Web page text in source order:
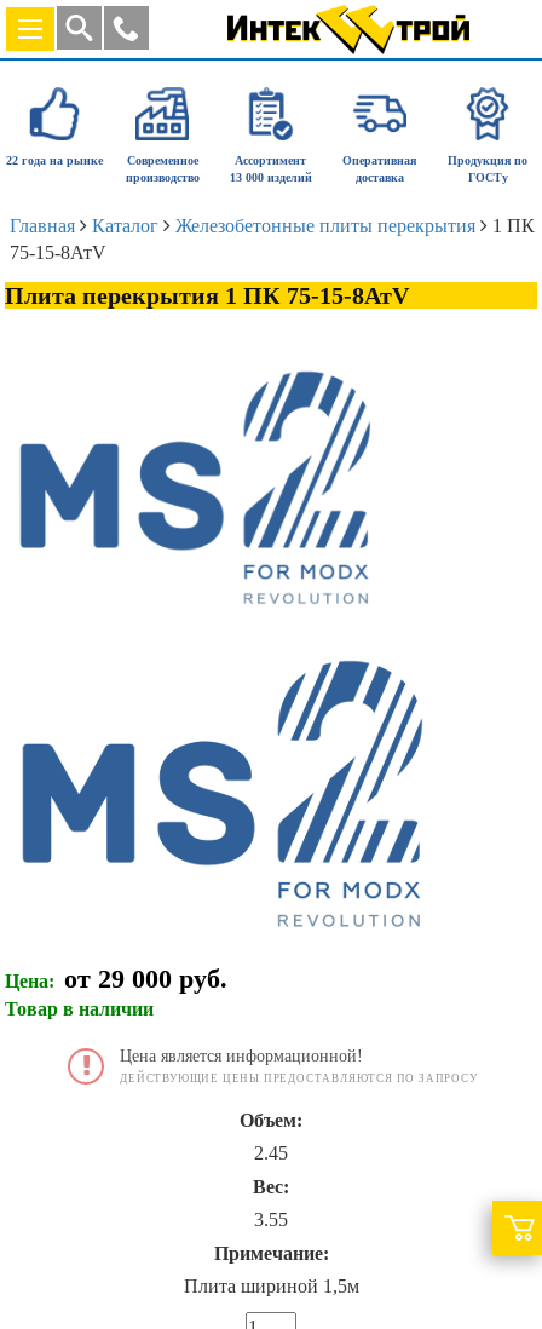
22 года на рынке
Современное
производство
Ассортимент
13 000 изделий
Оперативная
доставка
Продукция по
ГОСТу
Главная Каталог Железобетонные плиты перекрытия
1 ПК
75-15-8АтV
Плита перекрытия 1 ПК 75-15-8АтV
Цена: от 29 000 руб.
Товар в наличии
Цена является информационной!
ДЕЙСТВУЮЩИЕ ЦЕНЫ ПРЕДОСТАВЛЯЮТСЯ ПО ЗАПРОСУ
Объем:
2.45
Вес:
3.55
Примечание:
Плита шириной 1,5м